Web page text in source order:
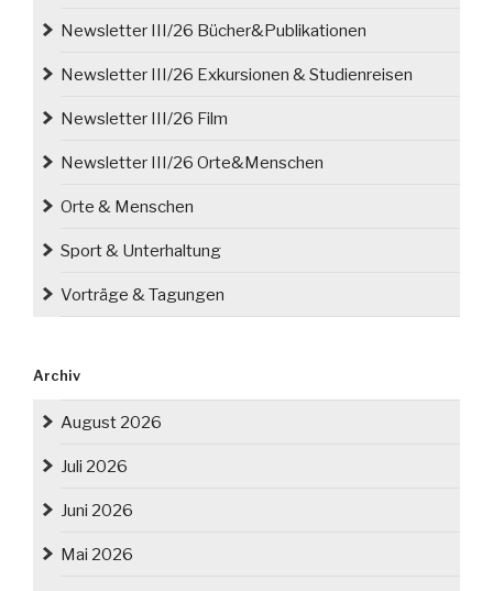
Newsletter III/26 Bücher&Publikationen
Newsletter III/26 Exkursionen & Studienreisen
Newsletter III/26 Film
Newsletter III/26 Orte&Menschen
Orte & Menschen
Sport & Unterhaltung
Vorträge & Tagungen
Archiv
August 2026
Juli 2026
Juni 2026
Mai 2026